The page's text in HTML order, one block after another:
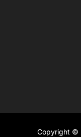
Copyright ©